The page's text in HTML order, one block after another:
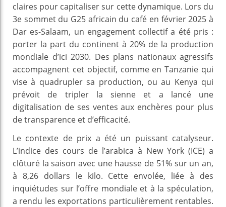
claires pour capitaliser sur cette dynamique. Lors du
3e sommet du G25 africain du café en février 2025 à
Dar es-Salaam, un engagement collectif a été pris :
porter la part du continent à 20% de la production
mondiale d’ici 2030. Des plans nationaux agressifs
accompagnent cet objectif, comme en Tanzanie qui
vise à quadrupler sa production, ou au Kenya qui
prévoit de tripler la sienne et a lancé une
digitalisation de ses ventes aux enchères pour plus
de transparence et d’efficacité.
Le contexte de prix a été un puissant catalyseur.
L’indice des cours de l’arabica à New York (ICE) a
clôturé la saison avec une hausse de 51% sur un an,
à 8,26 dollars le kilo. Cette envolée, liée à des
inquiétudes sur l’offre mondiale et à la spéculation,
a rendu les exportations particulièrement rentables.